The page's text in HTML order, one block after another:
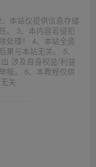
本站仅提供信息存储
。 3、本内容若侵犯
处理！ 4、本站全资
与本站无关。 5、
涉及自身权益/利益
报。 6、本教程仅供
关